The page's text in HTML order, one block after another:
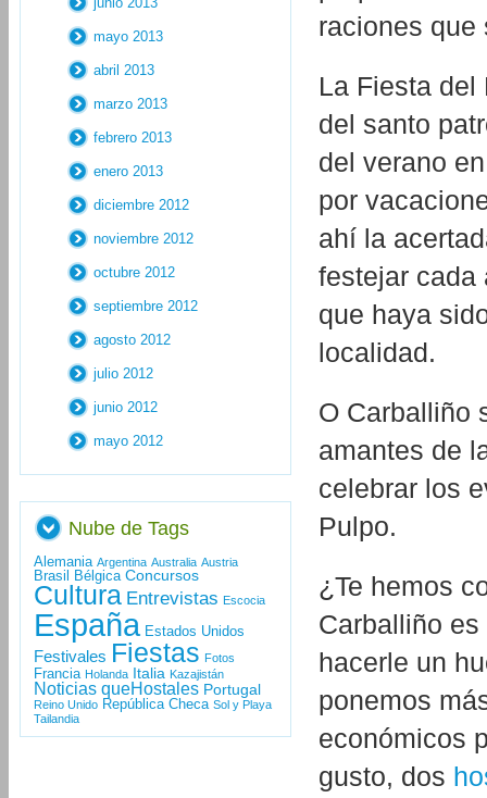
raciones que
La Fiesta
del santo
del verano
por
ahí la
festejar cada
que haya
localidad.
O Carballiño
amantes de
celebrar los
Pulpo.
¿Te hemos
Carballiño
hacerle un
ponemos
económicos
gusto, dos
mayo 2013
abril 2013
marzo 2013
febrero 2013
enero 2013
diciembre 2012
noviembre 2012
octubre 2012
septiembre 2012
agosto 2012
julio 2012
junio 2012
mayo 2012
Nube de Tags
Alemania Argentina Australia Austria
Brasil Bélgica Concursos
Cultura Entrevistas Escocia
España Estados Unidos
Festivales Fiestas Fotos
Francia Holanda Italia Kazajistán
Noticias queHostales Portugal
Reino Unido República Checa Sol y Playa
Tailandia